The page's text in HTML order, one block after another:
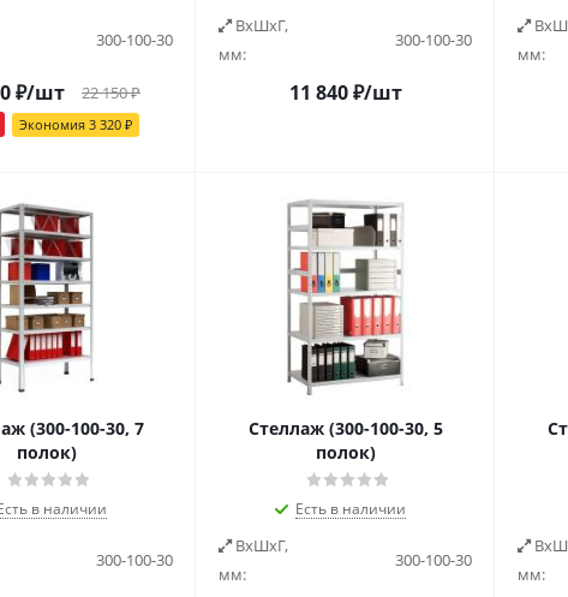
300-100-30
₽/шт 22 150₽
Экономия 3 320 ₽
ВxШxГ,
мм:
300-100-30
11 840₽/шт
мм:
(300-100-30, 7
полок)
в наличии
300-100-30
Стеллаж (300-100-30, 5
полок)
Есть в наличии
ВxШxГ,
мм:
300-100-30
мм: